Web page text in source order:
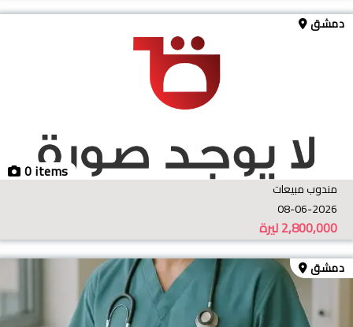
0 items
دمشق
مندوب مبيعات
08-06-2026
ليرة2,800,000
دمشق